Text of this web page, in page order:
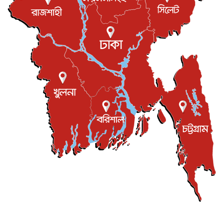
যুক্তরাজ্যে বসবাসরত জাতীয়তাবাদী কুলাউড়াবাসীর মত বিনিময়
সভা...
ইউকে কমিউনিটি ৫ আগস্ট, ২০২৬
প্রধানমন্ত্রীকে সৌদি আরব সফরের আমন্ত্রণ
জাতীয় ৫ আগস্ট, ২০২৬
জুলাই গণ-অভ্যুত্থান দিবস আজ, স্মরণে দেশজুড়ে কর্মসূচি
জাতীয় ৫ আগস্ট, ২০২৬
জনগণ পরিবর্তন চেয়েছে বলেই জুলাই আন্দোলন সফল :
৫ আগস্ট, ২০২৬
বেনজীর আহমেদের সঙ্গে পরীমনির ঘনিষ্ঠ সম্পর্ক ছিল : নাসির
মাহম...
জাতীয় ৫ আগস্ট, ২০২৬
হরমুজ নিয়ে ইরান-মার্কিন চুক্তি হতে পারে আজ : মার্কিন অর্থমন...
৫ আগস্ট, ২০২৬
পৃথিবীর দিকে আসছে বিধ্বংসী বস্তু, পারমাণবিক বোমা দিয়ে করা